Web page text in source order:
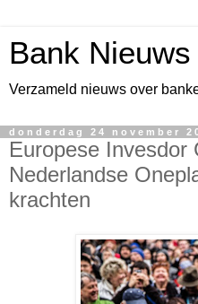
Bank Nieuws
Verzameld nieuws over
donderdag 24 november
Europese Invesdor
Nederlandse
krachten